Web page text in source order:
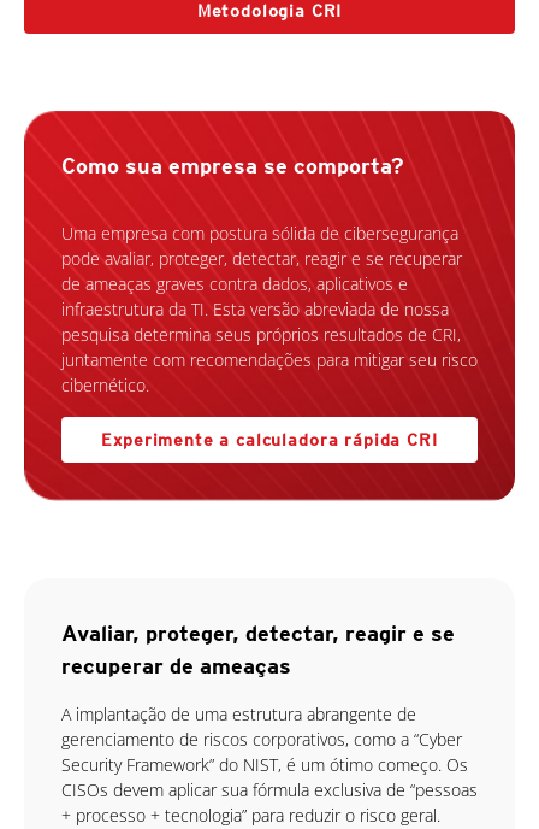
Metodologia CRI
Como sua empresa se comporta?
Uma empresa com postura sólida de cibersegurança
pode avaliar, proteger, detectar, reagir e se recuperar
de ameaças graves contra dados, aplicativos e
infraestrutura da TI. Esta versão abreviada de nossa
pesquisa determina seus próprios resultados de CRI,
juntamente com recomendações para mitigar seu risco
cibernético.
Experimente a calculadora rápida CRI
Avaliar, proteger, detectar, reagir e se
recuperar de ameaças
A implantação de uma estrutura abrangente de
gerenciamento de riscos corporativos, como a “Cyber
Security Framework” do NIST, é um ótimo começo. Os
CISOs devem aplicar sua fórmula exclusiva de “pessoas
+ processo + tecnologia” para reduzir o risco geral.